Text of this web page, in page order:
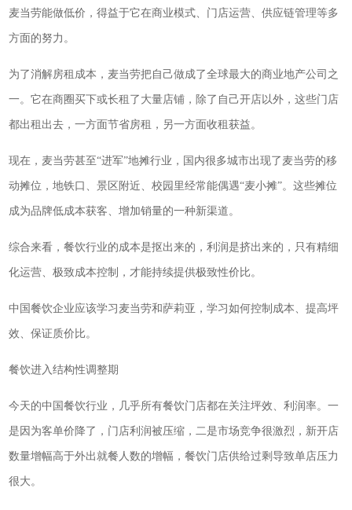
麦当劳能做低价，得益于它在商业模式、门店运营、供应链管理等多
方面的努力。
为了消解房租成本，麦当劳把自己做成了全球最大的商业地产公司之
一。它在商圈买下或长租了大量店铺，除了自己开店以外，这些门店
都出租出去，一方面节省房租，另一方面收租获益。
现在，麦当劳甚至“进军”地摊行业，国内很多城市出现了麦当劳的移
动摊位，地铁口、景区附近、校园里经常能偶遇“麦小摊”。这些摊位
成为品牌低成本获客、增加销量的一种新渠道。
综合来看，餐饮行业的成本是抠出来的，利润是挤出来的，只有精细
化运营、极致成本控制，才能持续提供极致性价比。
中国餐饮企业应该学习麦当劳和萨莉亚，学习如何控制成本、提高坪
效、保证质价比。
餐饮进入结构性调整期
今天的中国餐饮行业，几乎所有餐饮门店都在关注坪效、利润率。一
是因为客单价降了，门店利润被压缩，二是市场竞争很激烈，新开店
数量增幅高于外出就餐人数的增幅，餐饮门店供给过剩导致单店压力
很大。